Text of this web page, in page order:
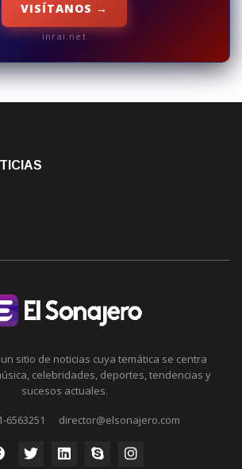
VISÍTANOS →
inrai.net
un sitio de noticias cuya temática se centra
celebridades, deportes, tendencias y
sucesos actuales.
6563251 director@elsonajero.com